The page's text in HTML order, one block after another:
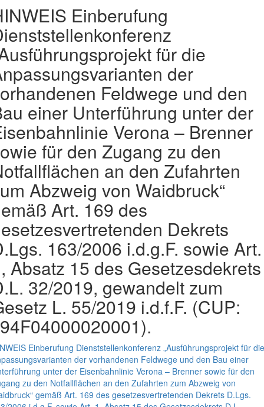
Einberufung
für die
der
Feldwege und den
einer Unterführung unter der
Verona – Brenner
für den Zugang zu den
an den Zufahrten
Abzweig von Waidbruck“
Art. 169 des
Dekrets
163/2006 i.d.g.F. sowie Art.
Absatz 15 des Gesetzesdekrets
32/2019, gewandelt zum
L. 55/2019 i.d.f.F. (CUP:
Einberufung Dienststellenkonferenz „Ausführungsprojekt für die
der vorhandenen Feldwege und den Bau einer
unter der Eisenbahnlinie Verona – Brenner sowie für den
zu den Notfallflächen an den Zufahrten zum Abzweig von
gemäß Art. 169 des gesetzesvertretenden Dekrets D.Lgs.